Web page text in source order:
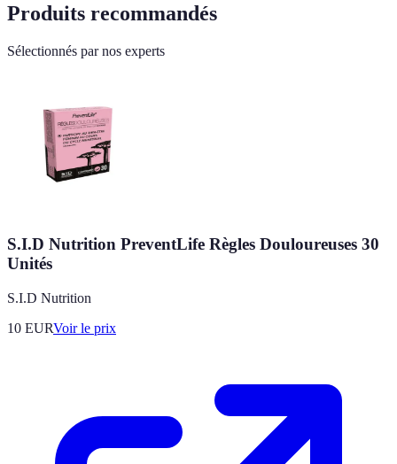
Produits recommandés
Sélectionnés par nos experts
S.I.D Nutrition PreventLife Règles Douloureuses 30
Unités
S.I.D Nutrition
10 EURVoir le prix